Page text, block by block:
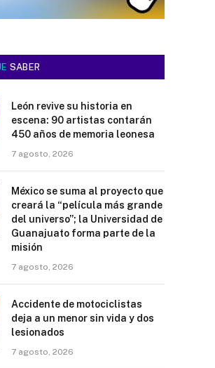
SABER
León revive su historia en
escena: 90 artistas contarán
450 años de memoria leonesa
7 agosto, 2026
México se suma al proyecto que
creará la “película más grande
del universo”; la Universidad de
Guanajuato forma parte de la
misión
7 agosto, 2026
Accidente de motociclistas
deja a un menor sin vida y dos
lesionados
7 agosto, 2026